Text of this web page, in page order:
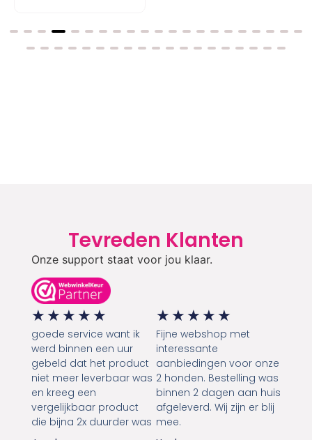
Tevreden Klanten
Onze support staat voor jou klaar.
★ ★ ★ ★ ★
goede service want ik
werd binnen een uur
gebeld dat het product
niet meer leverbaar was
en kreeg een
vergelijkbaar product
die bijna 2x duurder was
★ ★ ★ ★ ★
Fijne webshop met
interessante
aanbiedingen voor onze
2 honden. Bestelling was
binnen 2 dagen aan huis
afgeleverd. Wij zijn er blij